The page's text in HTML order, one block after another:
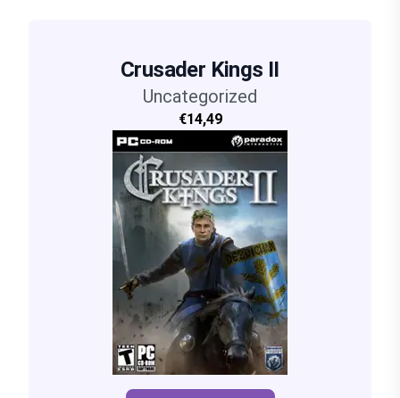
Crusader Kings II
Uncategorized
€14,49